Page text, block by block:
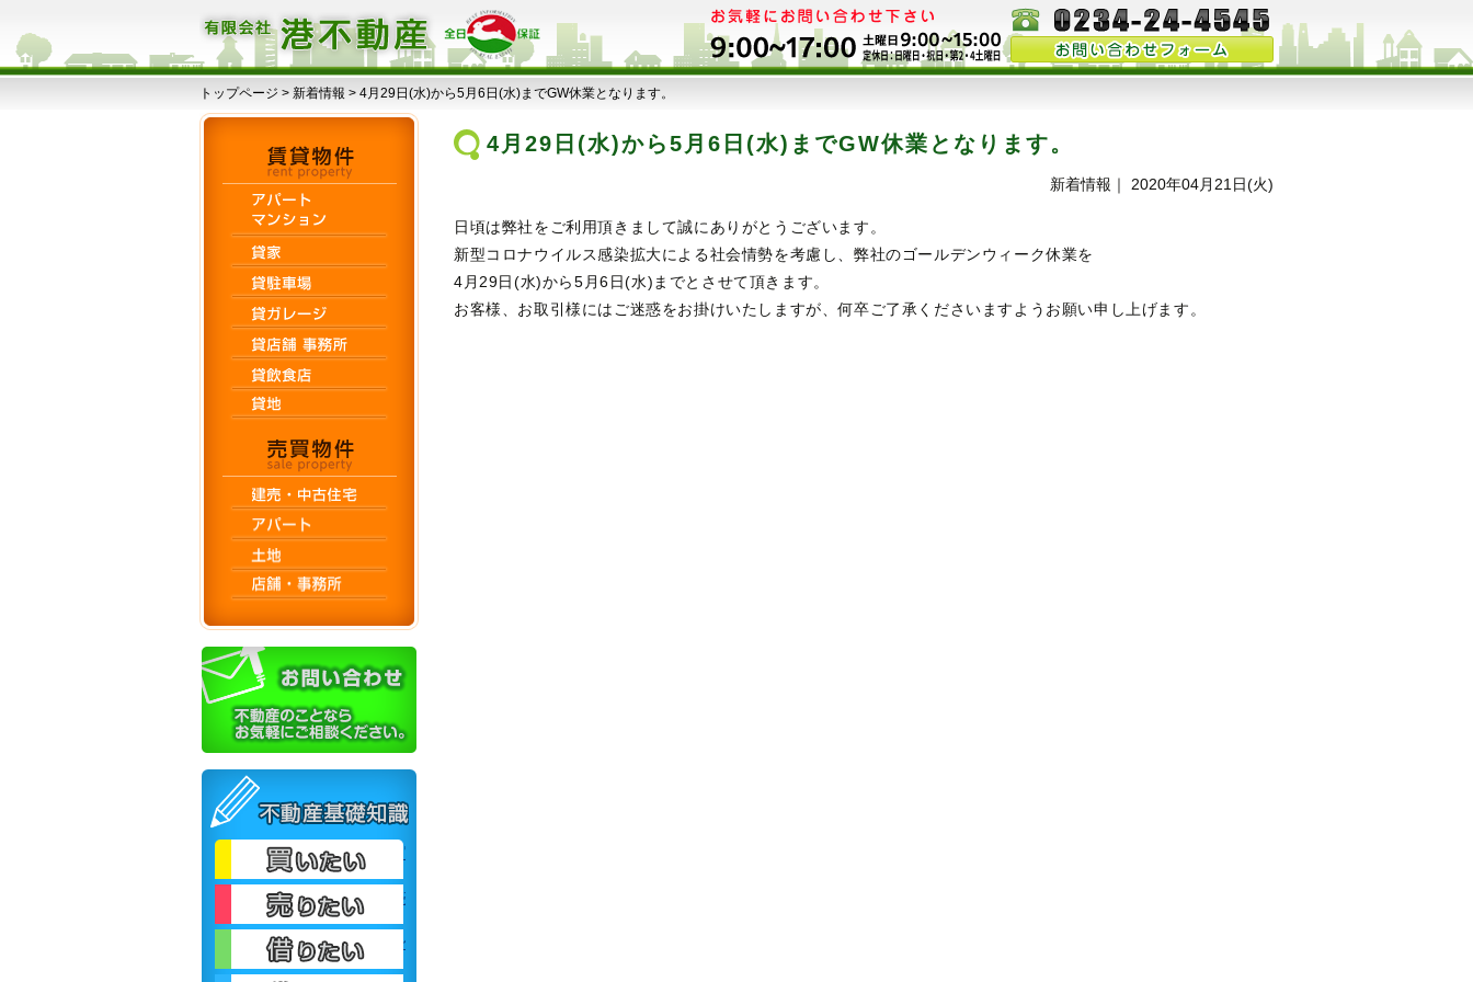
トップページ > 新着情報 > 4月29日(水)から5月6日(水)までGW休業となります。
4月29日(水)から5月6日(水)までGW休業となります。
新着情報｜ 2020年04月21日(火)
日頃は弊社をご利用頂きまして誠にありがとうございます。
新型コロナウイルス感染拡大による社会情勢を考慮し、弊社のゴールデンウィーク休業を
4月29日(水)から5月6日(水)までとさせて頂きます。
お客様、お取引様にはご迷惑をお掛けいたしますが、何卒ご了承くださいますようお願い申し上げます。
買いたい
売りたい
借りたい